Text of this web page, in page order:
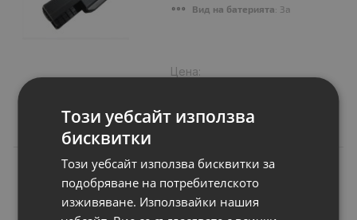
Вид на батерията: Заместител
Цена:
Подобни продукти
Този уебсайт използва
бисквитки
Този уебсайт използва бисквитки за
подобряване на потребителското
изживяване. Използвайки нашия